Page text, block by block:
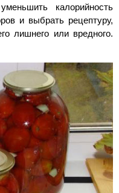
калорийность
и выбрать рецептуру,
лишнего или вредного.